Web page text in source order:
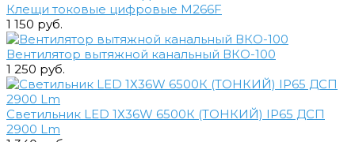
Клещи токовые цифровые M266F
1 150 руб.
Вентилятор вытяжной канальный ВКО-100
1 250 руб.
Светильник LED 1Х36W 6500К (ТОНКИЙ) IP65 ДСП
2900 Lm